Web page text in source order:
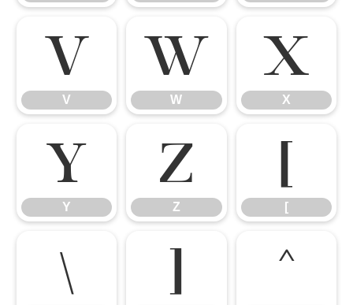
V
V
W
W
X
X
Y
Y
Z
Z
[
[
\ ] ^